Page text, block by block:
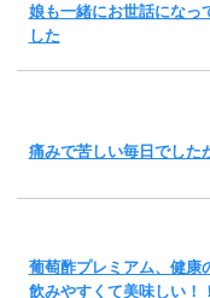
娘も一緒にお世話になっ
した
痛みで苦しい毎日でした
葡萄酢プレミアム、健康
飲みやすくて美味しい！！